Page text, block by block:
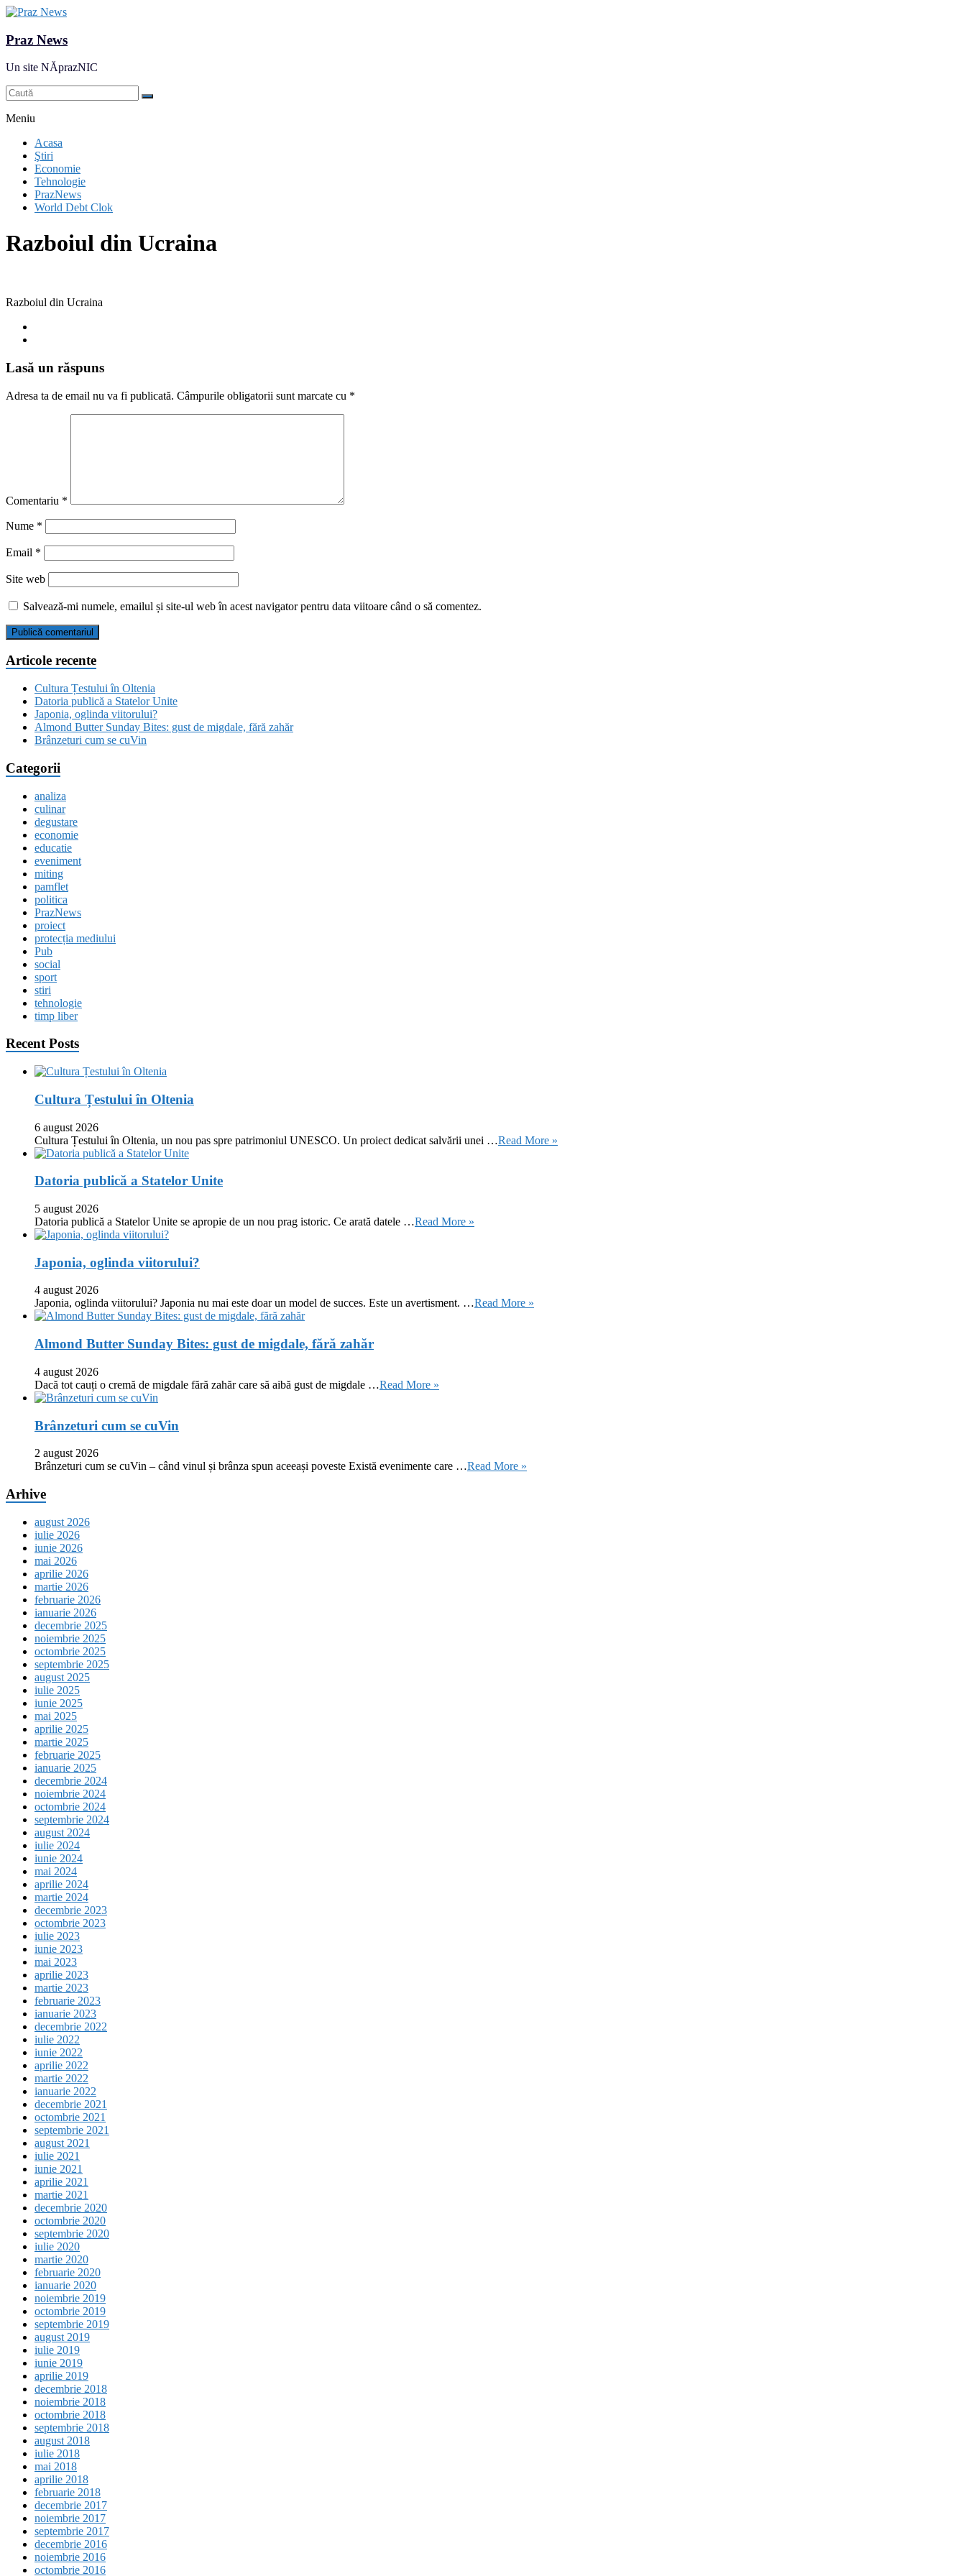
Praz News
Un site NĂprazNIC
Meniu
Acasa
Ştiri
Economie
Tehnologie
PrazNews
World Debt Clok
Razboiul din Ucraina
Razboiul din Ucraina
Lasă un răspuns
Adresa ta de email nu va fi publicată. Câmpurile obligatorii sunt marcate cu *
Comentariu *
Nume *
Email *
Site web
Salvează-mi numele, emailul și site-ul web în acest navigator pentru data viitoare când o să comentez.
Articole recente
Cultura Țestului în Oltenia
Datoria publică a Statelor Unite
Japonia, oglinda viitorului?
Almond Butter Sunday Bites: gust de migdale, fără zahăr
Brânzeturi cum se cuVin
Categorii
analiza
culinar
degustare
economie
educatie
eveniment
miting
pamflet
politica
PrazNews
proiect
protecția mediului
Pub
social
sport
stiri
tehnologie
timp liber
Recent Posts
Cultura Țestului în Oltenia
6 august 2026
Cultura Țestului în Oltenia, un nou pas spre patrimoniul UNESCO. Un proiect dedicat salvării unei …Read More »
Datoria publică a Statelor Unite
5 august 2026
Datoria publică a Statelor Unite se apropie de un nou prag istoric. Ce arată datele …Read More »
Japonia, oglinda viitorului?
4 august 2026
Japonia, oglinda viitorului? Japonia nu mai este doar un model de succes. Este un avertisment. …Read More »
Almond Butter Sunday Bites: gust de migdale, fără zahăr
4 august 2026
Dacă tot cauți o cremă de migdale fără zahăr care să aibă gust de migdale …Read More »
Brânzeturi cum se cuVin
2 august 2026
Brânzeturi cum se cuVin – când vinul și brânza spun aceeași poveste Există evenimente care …Read More »
Arhive
august 2026
iulie 2026
iunie 2026
mai 2026
aprilie 2026
martie 2026
februarie 2026
ianuarie 2026
decembrie 2025
noiembrie 2025
octombrie 2025
septembrie 2025
august 2025
iulie 2025
iunie 2025
mai 2025
aprilie 2025
martie 2025
februarie 2025
ianuarie 2025
decembrie 2024
noiembrie 2024
octombrie 2024
septembrie 2024
august 2024
iulie 2024
iunie 2024
mai 2024
aprilie 2024
martie 2024
decembrie 2023
octombrie 2023
iulie 2023
iunie 2023
mai 2023
aprilie 2023
martie 2023
februarie 2023
ianuarie 2023
decembrie 2022
iulie 2022
iunie 2022
aprilie 2022
martie 2022
ianuarie 2022
decembrie 2021
octombrie 2021
septembrie 2021
august 2021
iulie 2021
iunie 2021
aprilie 2021
martie 2021
decembrie 2020
octombrie 2020
septembrie 2020
iulie 2020
martie 2020
februarie 2020
ianuarie 2020
noiembrie 2019
octombrie 2019
septembrie 2019
august 2019
iulie 2019
iunie 2019
aprilie 2019
decembrie 2018
noiembrie 2018
octombrie 2018
septembrie 2018
august 2018
iulie 2018
mai 2018
aprilie 2018
februarie 2018
decembrie 2017
noiembrie 2017
septembrie 2017
decembrie 2016
noiembrie 2016
octombrie 2016